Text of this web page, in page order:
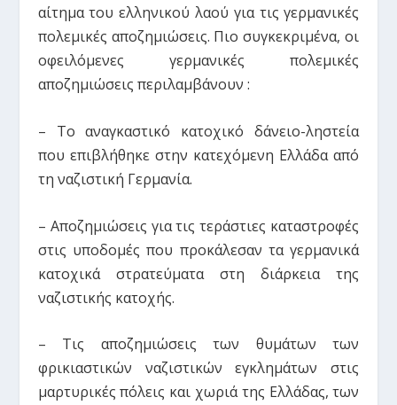
αίτημα του ελληνικού λαού για τις γερμανικές
πολεμικές αποζημιώσεις. Πιο συγκεκριμένα, οι
οφειλόμενες γερμανικές πολεμικές
αποζημιώσεις περιλαμβάνουν :
– Το αναγκαστικό κατοχικό δάνειο-ληστεία
που επιβλήθηκε στην κατεχόμενη Ελλάδα από
τη ναζιστική Γερμανία.
– Αποζημιώσεις για τις τεράστιες καταστροφές
στις υποδομές που προκάλεσαν τα γερμανικά
κατοχικά στρατεύματα στη διάρκεια της
ναζιστικής κατοχής.
– Τις αποζημιώσεις των θυμάτων των
φρικιαστικών ναζιστικών εγκλημάτων στις
μαρτυρικές πόλεις και χωριά της Ελλάδας, των